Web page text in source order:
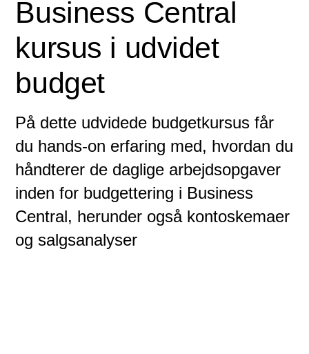
Business Central
kursus i udvidet
budget
På dette udvidede budgetkursus får
du hands-on erfaring med, hvordan du
håndterer de daglige arbejdsopgaver
inden for budgettering i Business
Central, herunder også kontoskemaer
og salgsanalyser